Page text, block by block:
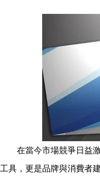
在當今市場競爭日益
工具，更是品牌與消費者